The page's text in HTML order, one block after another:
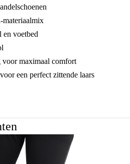
materiaalmix
en voetbed
voor maximaal comfort
een perfect zittende laars